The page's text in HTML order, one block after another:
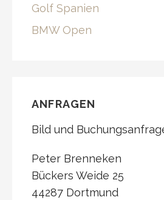
Golf Spanien
BMW Open
ANFRAGEN
Bild und
Peter Brenneken
Bückers Weide 25
44287 Dortmund